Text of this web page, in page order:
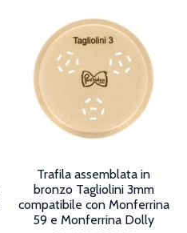
varianti.
Le
opzioni
possono
essere
nella
pagina
del
Trafila assemblata in
bronzo Tagliolini 3mm
compatibile con Monferrina
59 e Monferrina Dolly